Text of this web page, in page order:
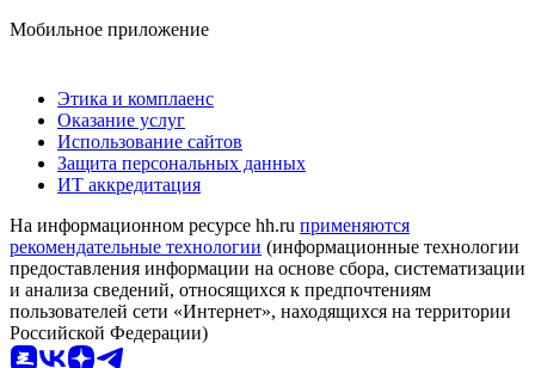
Мобильное приложение
Этика и комплаенс
Оказание услуг
Использование сайтов
Защита персональных данных
ИТ аккредитация
На информационном ресурсе hh.ru применяются
рекомендательные технологии (информационные технологии
предоставления информации на основе сбора, систематизации
и анализа сведений, относящихся к предпочтениям
пользователей сети «Интернет», находящихся на территории
Российской Федерации)